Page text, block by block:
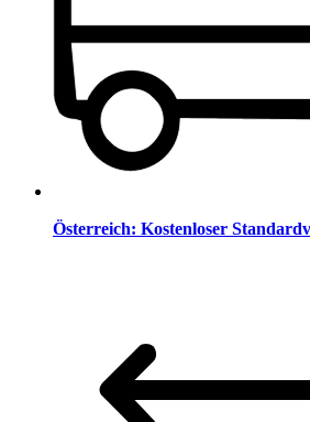
Österreich: Kostenloser